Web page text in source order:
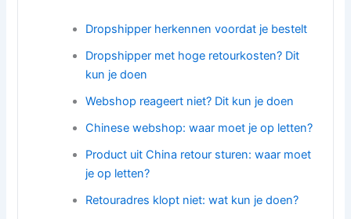
Dropshipper herkennen voordat je bestelt
Dropshipper met hoge retourkosten? Dit
kun je doen
Webshop reageert niet? Dit kun je doen
Chinese webshop: waar moet je op letten?
Product uit China retour sturen: waar moet
je op letten?
Retouradres klopt niet: wat kun je doen?